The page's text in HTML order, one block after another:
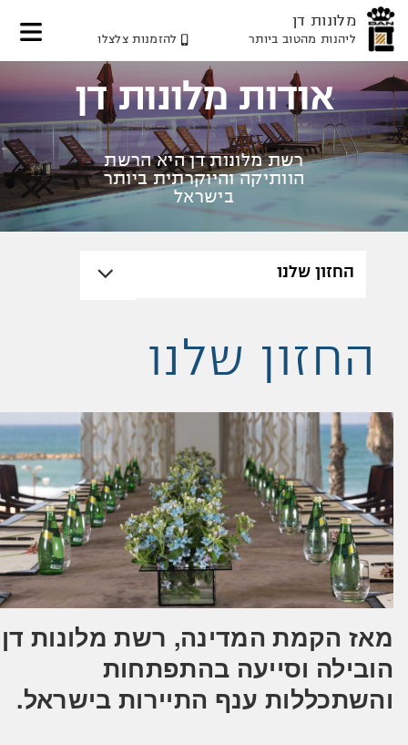
לאזור
עליון
לתוכן
לאזור
תחתון
מלונות דן
ליהנות מהטוב ביותר להזמנות צלצלו
אודות מלונות דן
רשת מלונות דן היא הרשת
הוותיקה והיוקרתית ביותר
בישראל
החזון שלנו
מאז הקמת המדינה, רשת מלונות דן
הובילה וסייעה בהתפתחות
והשתכללות ענף התיירות בישראל.